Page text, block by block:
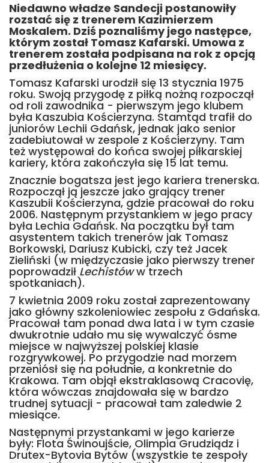
Niedawno władze Sandecji postanowiły
rozstać się z trenerem Kazimierzem
Moskalem. Dziś poznaliśmy jego następce,
którym został Tomasz Kafarski. Umowa z
trenerem została podpisana na rok z opcją
przedłużenia o kolejne 12 miesięcy.
Tomasz Kafarski urodził się 13 stycznia 1975
roku. Swoją przygodę z piłką nożną rozpoczął
od roli zawodnika - pierwszym jego klubem
była Kaszubia Kościerzyna. Stamtąd trafił do
juniorów Lechii Gdańsk, jednak jako senior
zadebiutował w zespole z Kościerzyny. Tam
też występował do końca swojej piłkarskiej
kariery, która zakończyła się 15 lat temu.
Znacznie bogatsza jest jego kariera trenerska.
Rozpoczął ją jeszcze jako grający trener
Kaszubii Kościerzyna, gdzie pracował do roku
2006. Następnym przystankiem w jego pracy
była Lechia Gdańsk. Na początku był tam
asystentem takich trenerów jak Tomasz
Borkowski, Dariusz Kubicki, czy też Jacek
Zieliński (w międzyczasie jako pierwszy trener
poprowadził Lechistóww trzech
spotkaniach).
7 kwietnia 2009 roku został zaprezentowany
jako główny szkoleniowiec zespołu z Gdańska.
Pracował tam ponad dwa lata i w tym czasie
dwukrotnie udało mu się wywalczyć ósme
miejsce w najwyższej polskiej klasie
rozgrywkowej. Po przygodzie nad morzem
przeniósł się na południe, a konkretnie do
Krakowa. Tam objął ekstraklasową Cracovię,
która wówczas znajdowała się w bardzo
trudnej sytuacji - pracował tam zaledwie 2
miesiące.
Następnymi przystankami w jego karierze
były: Flota Świnoujście, Olimpia Grudziądz i
Drutex-Bytovia Bytów (wszystkie te zespoły